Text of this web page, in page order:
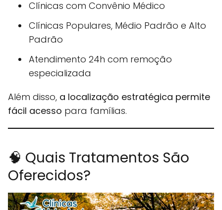
Clínicas com Convênio Médico
Clínicas Populares, Médio Padrão e Alto
Padrão
Atendimento 24h com remoção
especializada
Além disso, a localização estratégica permite
fácil acesso para famílias.
🧠 Quais Tratamentos São
Oferecidos?